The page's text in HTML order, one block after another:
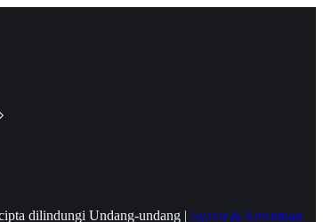
dilindungi Undang-undang | Syarat & Ketentuan